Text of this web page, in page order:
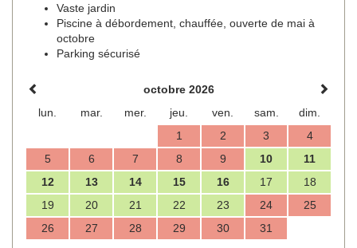
Vaste jardin
Piscine à débordement, chauffée, ouverte de mai à
octobre
Parking sécurisé
octobre 2026
lun.
mar. mer. jeu. ven. sam.
dim.
1
2 3
4
5
6 7 8 9 10
11
12
13 14 15 16 17
18
19
20 21 22 23 24
25
26
27 28 29 30 31